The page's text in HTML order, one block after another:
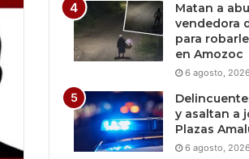
Matan a
vendedora
para
en Amozoc
6 agosto, 2026
y asaltan a
Plazas
6 agosto, 2026